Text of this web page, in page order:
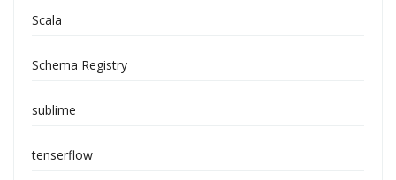
Scala
Schema Registry
sublime
tenserflow